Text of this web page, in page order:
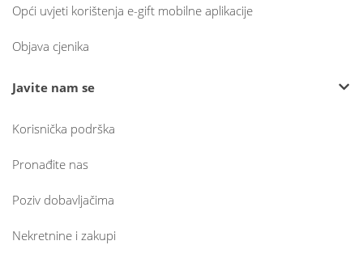
Opći uvjeti korištenja e-gift mobilne aplikacije
Objava cjenika
Javite nam se
Korisnička podrška
Pronađite nas
Poziv dobavljačima
Nekretnine i zakupi